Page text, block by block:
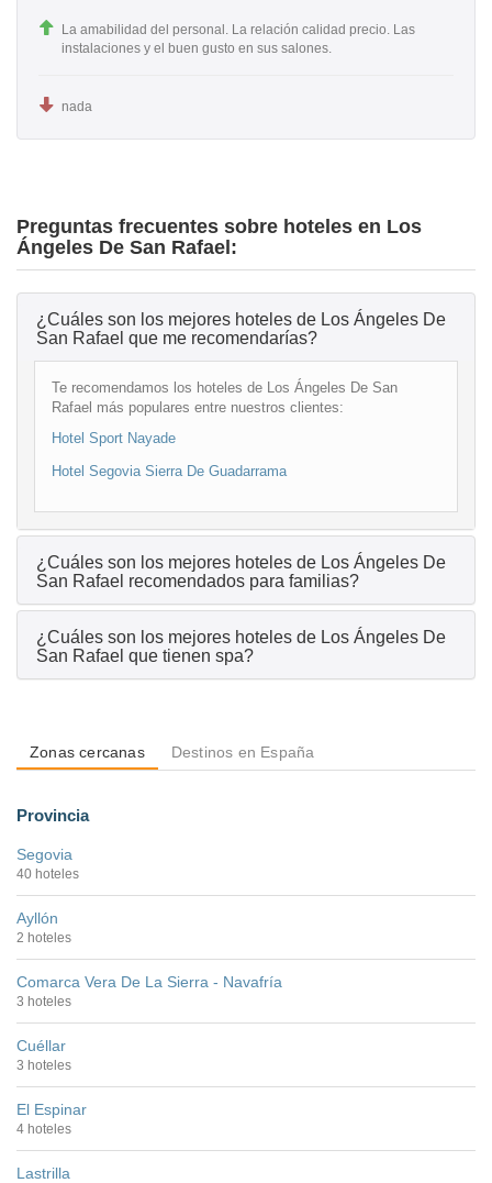
La amabilidad del personal. La relación calidad precio. Las
instalaciones y el buen gusto en sus salones.
nada
Preguntas frecuentes sobre hoteles en Los
Ángeles De San Rafael:
¿Cuáles son los mejores hoteles de Los Ángeles De
San Rafael que me recomendarías?
Te recomendamos los hoteles de Los Ángeles De San
Rafael más populares entre nuestros clientes:
Hotel Sport Nayade
Hotel Segovia Sierra De Guadarrama
¿Cuáles son los mejores hoteles de Los Ángeles De
San Rafael recomendados para familias?
¿Cuáles son los mejores hoteles de Los Ángeles De
San Rafael que tienen spa?
Zonas cercanas Destinos en España
Provincia
Segovia
40 hoteles
Ayllón
2 hoteles
Comarca Vera De La Sierra - Navafría
3 hoteles
Cuéllar
3 hoteles
El Espinar
4 hoteles
Lastrilla